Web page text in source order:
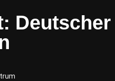
Deutscher